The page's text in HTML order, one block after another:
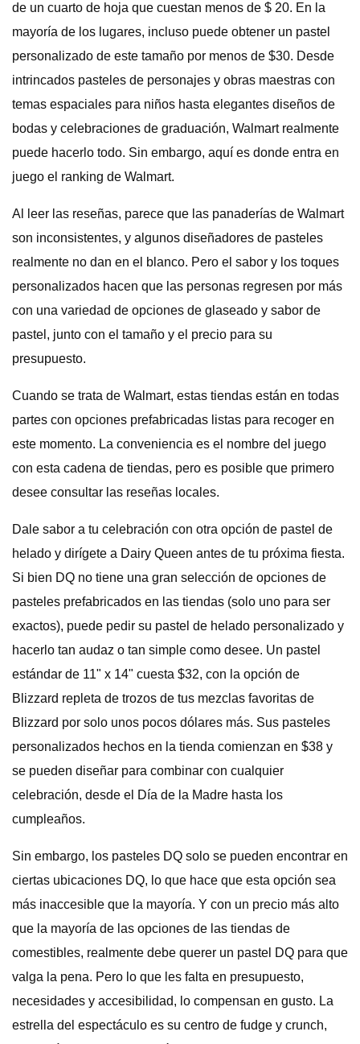
de un cuarto de hoja que cuestan menos de $ 20. En la
mayoría de los lugares, incluso puede obtener un pastel
personalizado de este tamaño por menos de $30. Desde
intrincados pasteles de personajes y obras maestras con
temas espaciales para niños hasta elegantes diseños de
bodas y celebraciones de graduación, Walmart realmente
puede hacerlo todo. Sin embargo, aquí es donde entra en
juego el ranking de Walmart.
Al leer las reseñas, parece que las panaderías de Walmart
son inconsistentes, y algunos diseñadores de pasteles
realmente no dan en el blanco. Pero el sabor y los toques
personalizados hacen que las personas regresen por más
con una variedad de opciones de glaseado y sabor de
pastel, junto con el tamaño y el precio para su
presupuesto.
Cuando se trata de Walmart, estas tiendas están en todas
partes con opciones prefabricadas listas para recoger en
este momento. La conveniencia es el nombre del juego
con esta cadena de tiendas, pero es posible que primero
desee consultar las reseñas locales.
Dale sabor a tu celebración con otra opción de pastel de
helado y dirígete a Dairy Queen antes de tu próxima fiesta.
Si bien DQ no tiene una gran selección de opciones de
pasteles prefabricados en las tiendas (solo uno para ser
exactos), puede pedir su pastel de helado personalizado y
hacerlo tan audaz o tan simple como desee. Un pastel
estándar de 11" x 14" cuesta $32, con la opción de
Blizzard repleta de trozos de tus mezclas favoritas de
Blizzard por solo unos pocos dólares más. Sus pasteles
personalizados hechos en la tienda comienzan en $38 y
se pueden diseñar para combinar con cualquier
celebración, desde el Día de la Madre hasta los
cumpleaños.
Sin embargo, los pasteles DQ solo se pueden encontrar en
ciertas ubicaciones DQ, lo que hace que esta opción sea
más inaccesible que la mayoría. Y con un precio más alto
que la mayoría de las opciones de las tiendas de
comestibles, realmente debe querer un pastel DQ para que
valga la pena. Pero lo que les falta en presupuesto,
necesidades y accesibilidad, lo compensan en gusto. La
estrella del espectáculo es su centro de fudge y crunch,